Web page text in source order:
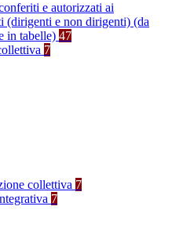
e autorizzati ai
(dirigenti e non dirigenti) (da
in tabelle) 47
7
collettiva 7
7